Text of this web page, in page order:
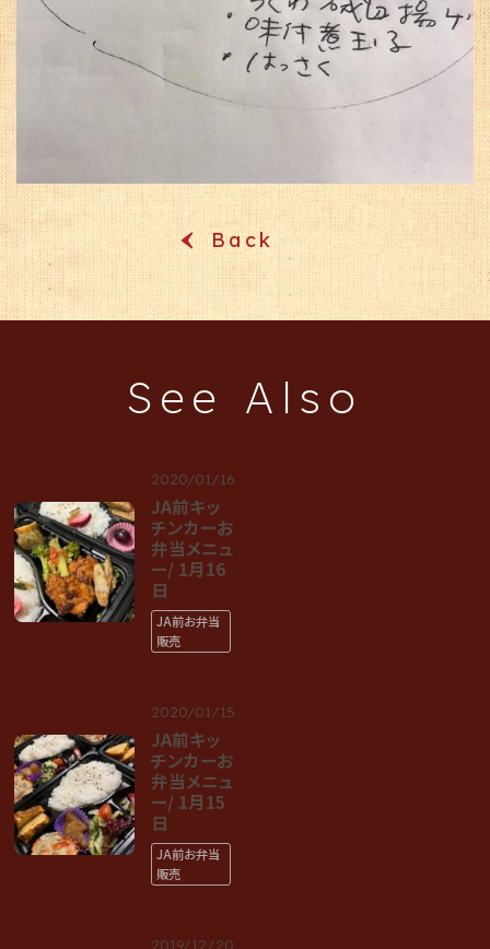
‹Back
See Also
2020/01/16
JA前キッ
チンカーお
弁当メニュ
ー/ 1月16
日
JA前お弁当
販売
2020/01/15
JA前キッ
チンカーお
弁当メニュ
ー/ 1月15
日
JA前お弁当
販売
2019/12/20